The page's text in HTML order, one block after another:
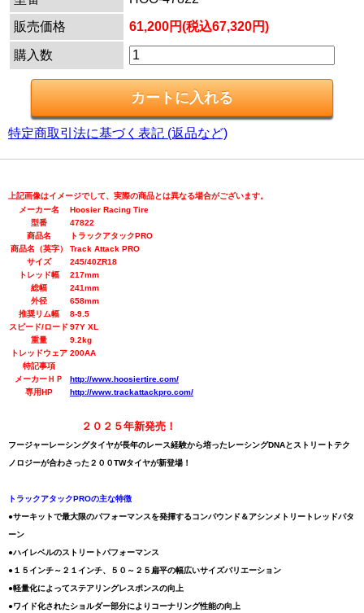
販売価格
61,200円(税込67,320円)
購入数
特定商取引法に基づく表記 (返品など)
上記画像はイメージでして、実際の商品とは異なる場合がございます。
メーカー名
Hoosier Racing Tire
型番
47822
商品名
トラックアタックPRO
商品名（英字）
Track Attack PRO
サイズ
245/40ZR18
トレッド幅
217mm
総幅
241mm
外径
658mm
推奨リム幅
8-9.5
スピード/ロード 97Y XL
重量
9.2kg
トレッドウェア 200AA
特記事項
メーカーＨＰ
http://www.hoosiertire.com/
専用HP
http://www.trackattackpro.com/
２０２５年新発売！
フージャーレーシングタイヤが長年のレース経験から培ったレーシングDNAとストリートテク
ノロジーが合わさった２００TWタイヤが新登場！
トラックアタックPROの主な特徴
●サーキットで最大限のパフォーマンスを発揮するコンパウンド＆アシンメトリートレッドパタ
ーン
●ハイレベルのストリートパフォーマンス
●１５インチ～２１インチ、５０～２５扁平の幅広いサイズバリエーション
●軽量化によってステアリングレスポンスの向上
●ワイド化されたショルダー部分によりコーナリング性能の向上